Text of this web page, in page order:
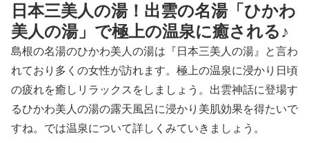
日本三美人の湯！出雲の名湯「ひかわ
美人の湯」で極上の温泉に癒される♪
島根の名湯のひかわ美人の湯は『日本三美人の湯』と言わ
れており多くの女性が訪れます。極上の温泉に浸かり日頃
の疲れを癒しリラックスをしましょう。出雲神話に登場す
るひかわ美人の湯の露天風呂に浸かり美肌効果を得たいで
すね。では温泉について詳しくみていきましょう。